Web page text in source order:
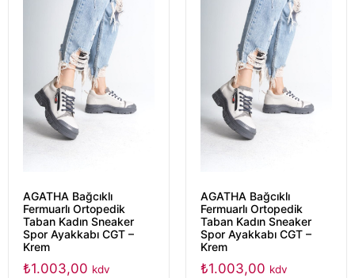
AGATHA Bağcıklı
Fermuarlı Ortopedik
Taban Kadın Sneaker
Spor Ayakkabı CGT –
Krem
₺1.003,00 kdv
AGATHA Bağcıklı
Fermuarlı Ortopedik
Taban Kadın Sneaker
Spor Ayakkabı CGT –
Krem
₺1.003,00 kdv